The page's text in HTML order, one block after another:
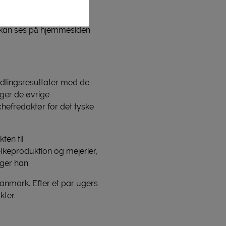
tilsvarende
kæder (Edeka,
ses på hjemmesiden
med de
de øvrige
for det tyske
til
og mejerier,
han.
Efter et par ugers